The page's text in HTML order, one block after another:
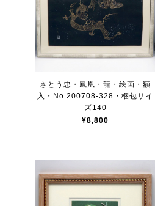
さとう忠・鳳凰・龍・絵画・額
入・No.200708-328・梱包サイ
ズ140
¥8,800